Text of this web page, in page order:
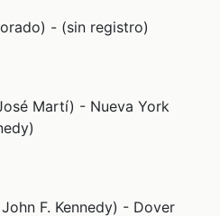
- (sin registro)
Martí) - Nueva York
F. Kennedy) - Dover